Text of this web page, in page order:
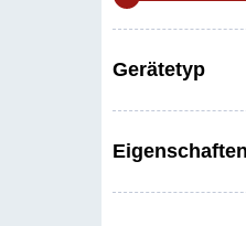
Gerätetyp
Eigenschaften